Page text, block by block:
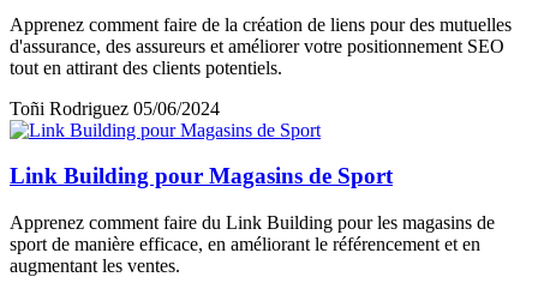
Apprenez comment faire de la création de liens pour des mutuelles
d'assurance, des assureurs et améliorer votre positionnement SEO
tout en attirant des clients potentiels.
Toñi Rodriguez 05/06/2024
Link Building pour Magasins de Sport
Apprenez comment faire du Link Building pour les magasins de
sport de manière efficace, en améliorant le référencement et en
augmentant les ventes.